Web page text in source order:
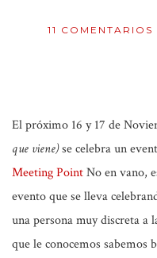
11 COMENTARIOS
El próximo 16 y 17 de
que viene)se celebra un
Meeting PointNo en vano,
evento que se lleva
una persona muy discreta a
que le conocemos sabemos